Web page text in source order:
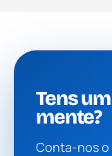
Tens
mente?
Conta-nos